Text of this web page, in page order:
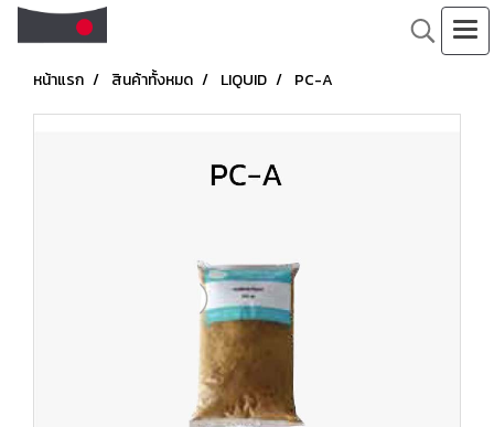
หน้าแรก สินค้าทั้งหมด LIQUID PC-A